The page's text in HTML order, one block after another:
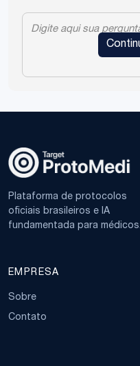
Risco
Identificação
Fatores
(IMC),
lipídios,
Ferramentas
Escore de
das
considera
específicos
Plataforma de protocolos
oficiais brasileiros e IA
fundamentada para médicos.
EMPRESA
Sobre
Contato